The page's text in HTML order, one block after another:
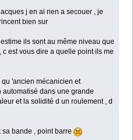
j en ai rien a secouer , je
bien sur
ils sont au même niveau que
est vous dire a quelle point ils me
'ancien mécanicien et
dans une grande
et la solidité d un roulement , d
sa bande , point barre